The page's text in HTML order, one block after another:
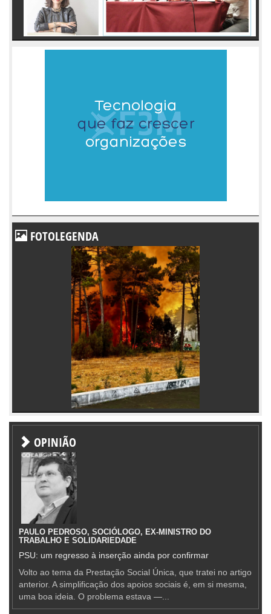
FOTOLEGENDA
OPINIÃO
PAULO PEDROSO, SOCIÓLOGO, EX-MINISTRO DO
TRABALHO E SOLIDARIEDADE
PSU: um regresso à inserção ainda por confirmar
Volto ao tema da Prestação Social Única, que tratei no artigo
anterior. A simplificação dos apoios sociais é, em si mesma,
uma boa ideia. O problema estava —...